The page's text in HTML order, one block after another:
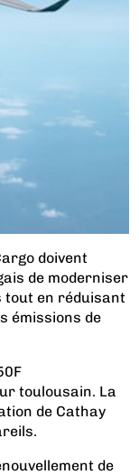
doivent
de moderniser
tout en réduisant
émissions de
toulousain. La
de Cathay
de